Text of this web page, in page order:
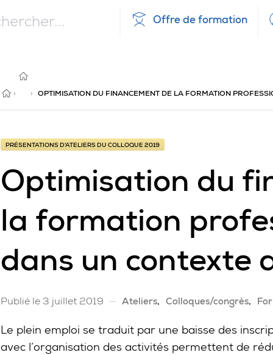
Offre de formation
ACCUEIL
›
DU
2019
› OPTIMISATION DU FINANCEMENT DE LA FORMATION
PRÉSENTATIONS D'ATELIERS DU COLLOQUE 2019
Optimisation du
la formation
dans un contexte
Publié le 3 juillet 2019 Ateliers Colloques/congrès
Le plein emploi se traduit par une baisse des
avec l’organisation des activités permettent de